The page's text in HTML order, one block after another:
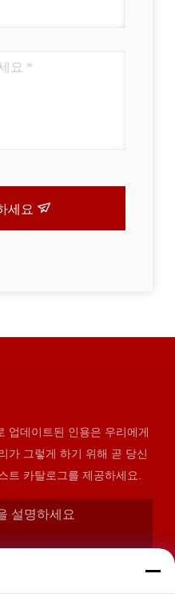
세요
업데이트된 인용은 우리에게
가 그렇게 하기 위해 곧 당신
가장 라스테스트 카탈로그를 제공하세요.